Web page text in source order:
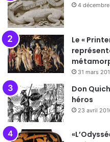
4
Le «
31 mars
Don
héros
23 avril